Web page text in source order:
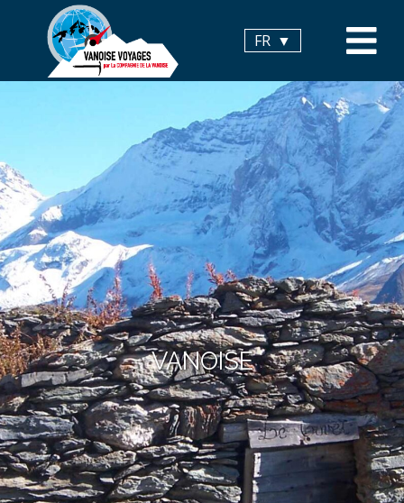
FR
VANOISE
Panneau de gestion des cookies